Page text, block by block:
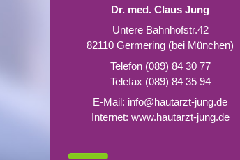
Dr. med. Claus Jung
Untere Bahnhofstr.42
82110 Germering (bei München)
Telefon (089) 84 30 77
Telefax (089) 84 35 94
E-Mail: info@hautarzt-jung.de
Internet: www.hautarzt-jung.de